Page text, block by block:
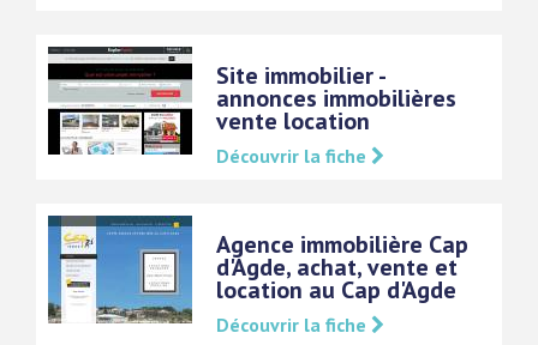
Site immobilier -
annonces immobilières
vente location
Découvrir la fiche
Agence immobilière Cap
d'Agde, achat, vente et
location au Cap d'Agde
Découvrir la fiche